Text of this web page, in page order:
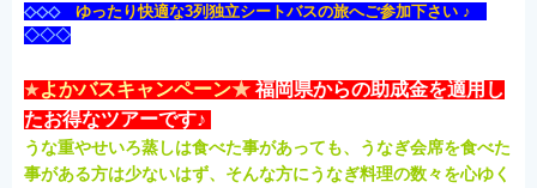
◇◇◇ ゆったり快適な3列独立シートバスの旅へご参加下さい ♪
◇◇◇
★よかバスキャンペーン★福岡県からの助成金を適用し
たお得なツアーです♪
うな重やせいろ蒸しは食べた事があっても、うなぎ会席を食べた
事がある方は少ないはず、そんな方にうなぎ料理の数々を心ゆく